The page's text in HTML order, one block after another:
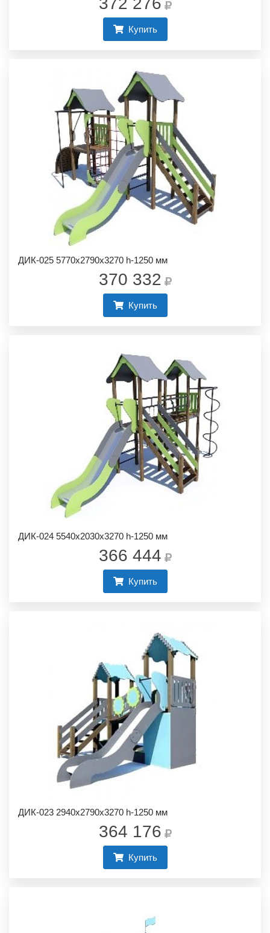
Купить
ДИК-025 5770х2790х3270 h-1250 мм
370 332
Купить
ДИК-024 5540х2030х3270 h-1250 мм
366 444
Купить
ДИК-023 2940х2790х3270 h-1250 мм
364 176
Купить